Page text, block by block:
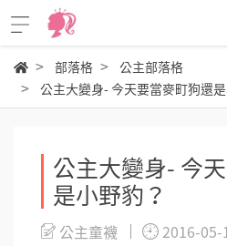
部落格
公主部落格
公主大變身- 今天要當麥町狗還
公主大變身- 今
是小野豹？
公主童襪 2016-05-